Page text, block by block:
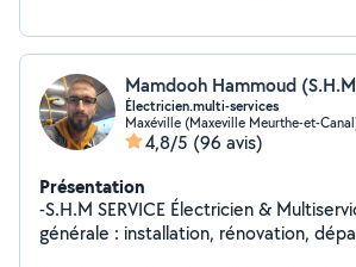
Mamdooh Hammoud (S.H.M
Électricien.multi-services
Maxéville (Maxeville Meurthe-et-
4,8/5 (96 avis)
Présentation
-S.H.M SERVICE Électricien & Multiservices -Électricité
générale : installation, rénovation, dépannage -